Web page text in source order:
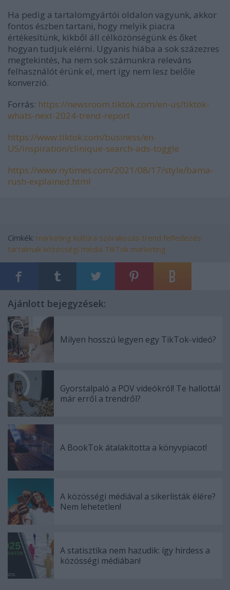
Ha pedig a tartalomgyártói oldalon vagyunk, akkor
fontos észben tartani, hogy melyik piacra
értékesítünk, kikből áll célközönségünk és őket
hogyan tudjuk elérni. Ugyanis hiába a sok százezres
megtekintés, ha nem sok számunkra releváns
felhasználót érünk el, mert így nem lesz belőle
konverzió.
Forrás: https://newsroom.tiktok.com/en-us/tiktok-
whats-next-2024-trend-report
https://www.tiktok.com/business/en-
US/inspiration/clinique-search-ads-toggle
https://www.nytimes.com/2021/08/17/style/bama-
rush-explained.html
Címkék: marketing kultúra szórakozás trend felfedezés
tartalmak közösségi média TikTok marketing
Ajánlott bejegyzések:
Milyen hosszú legyen egy TikTok-videó?
Gyorstalpaló a POV videókról! Te hallottál
már erről a trendről?
A BookTok átalakította a könyvpiacot!
A közösségi médiával a sikerlisták élére?
Nem lehetetlen!
A statisztika nem hazudik: így hirdess a
közösségi médiában!